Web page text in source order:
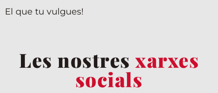
El que tu vulgues!
Les nostres xarxes
socials